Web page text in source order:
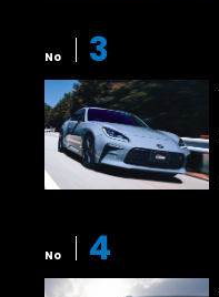
No 3
No 4